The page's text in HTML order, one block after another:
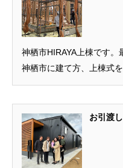
神栖市HIRAYA上棟です。
神栖市に建て方、上棟式
お引渡し